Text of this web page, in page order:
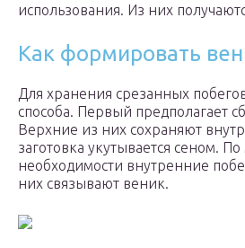
использования. Из них
Как формировать
Для хранения срезанных
способа. Первый предполагает
Верхние из них сохраняют
заготовка укутывается сеном.
необходимости внутренние
них связывают веник.